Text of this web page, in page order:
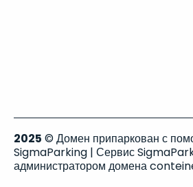
2025 © Домен припаркован с
SigmaParking | Сервис
администратором домена